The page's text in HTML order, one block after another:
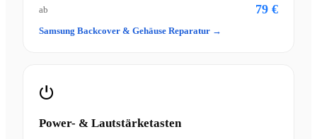
ab 79 €
Samsung Backcover & Gehäuse Reparatur →
⏻
Power- & Lautstärketasten